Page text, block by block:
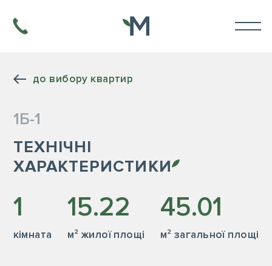
до вибору квартир
1Б-1
ТЕХНІЧНІ
ХАРАКТЕРИСТИКИ
1
кiмната
15.22
м² жилої площі
45.01
м² загальної площі